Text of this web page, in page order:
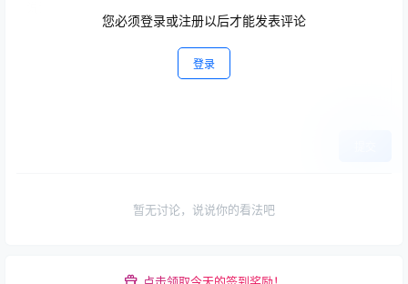
您必须登录或注册以后才能发表评论
登录
暂无讨论，说说你的看法吧